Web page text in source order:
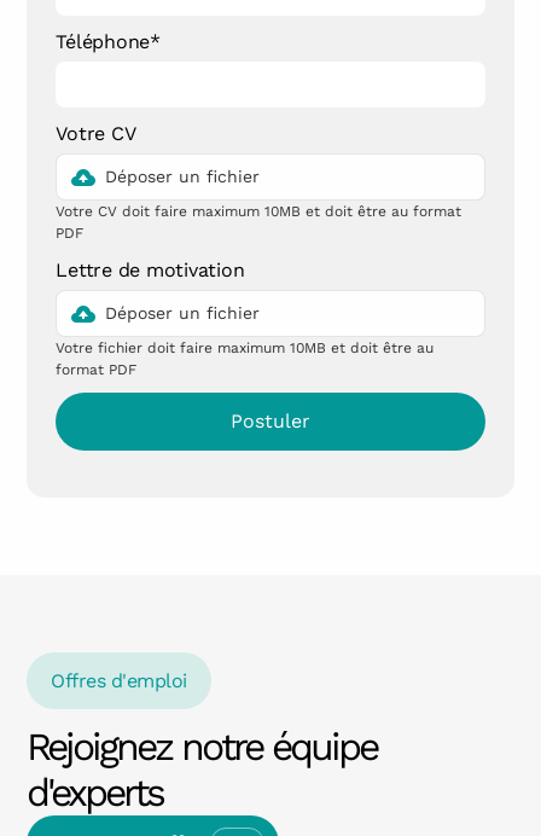
Téléphone*
Votre CV
Déposer un fichier
Votre CV doit faire maximum 10MB et doit être au format
PDF
Lettre de motivation
Déposer un fichier
Votre fichier doit faire maximum 10MB et doit être au
format PDF
Offres d'emploi
Rejoignez notre équipe
d'experts